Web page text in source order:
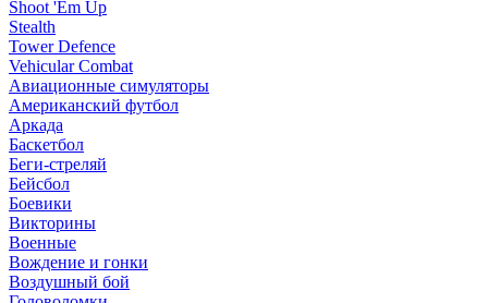
Shoot 'Em Up
Stealth
Tower Defence
Vehicular Combat
Авиационные симуляторы
Американский футбол
Аркада
Баскетбол
Беги-стреляй
Бейсбол
Боевики
Викторины
Военные
Вождение и гонки
Воздушный бой